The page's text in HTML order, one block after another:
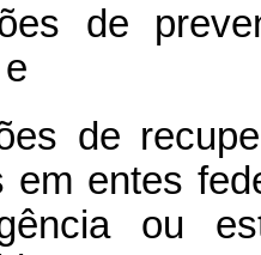
de
de
em entes
ou